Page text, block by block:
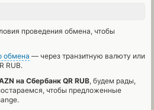
проведения обмена, чтобы
обмена — через транзитную валюту или
RUB.
на Сбербанк QR RUB, будем рады,
чтобы предложенные